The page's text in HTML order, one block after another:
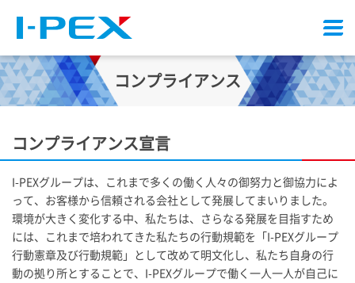
ニ
ュ
ー
コンプライアンス
コンプライアンス宣言
I-PEXグループは、これまで多くの働く人々の御努力と御協力によ
って、お客様から信頼される会社として発展してまいりました。
環境が大きく変化する中、私たちは、さらなる発展を目指すため
には、これまで培われてきた私たちの行動規範を「I-PEXグループ
行動憲章及び行動規範」として改めて明文化し、私たち自身の行
動の拠り所とすることで、 I-PEXグループで働く一人一人が自己に